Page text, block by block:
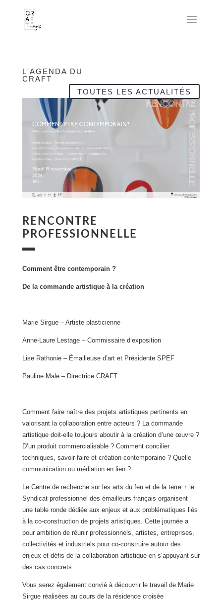
L'AGENDA DU
CRAFT
TOUTES LES ACTUALITÉS
RENCONTRE
PROFESSIONNELLE
Comment être contemporain ?
De la commande artistique à la création
Marie Sirgue – Artiste plasticienne
Anne-Laure Lestage – Commissaire d’exposition
Lise Rathonie – Émailleuse d’art et Présidente SPEF
Pauline Male – Directrice CRAFT
Comment faire naître des projets artistiques pertinents en
valorisant la collaboration entre acteurs ? La commande
artistique doit-elle toujours aboutir à la création d’une œuvre ?
D’un produit commercialisable ? Comment concilier
techniques, savoir-faire et création contemporaine ? Quelle
communication ou médiation en lien ?
Le Centre de recherche sur les arts du feu et de la terre + le
Syndicat professionnel des émailleurs français organisent
une table ronde dédiée aux enjeux et aux problématiques liés
à la co-construction de projets artistiques. Cette journée a
pour ambition de réunir professionnels, artistes, entreprises,
collectivités et industriels pour co-construire autour des
enjeux et défis de la collaboration artistique en s’appuyant sur
des cas concrets.
Vous serez également convié à découvrir le travail de Marie
Sirgue réalisées au cours de la résidence croisée